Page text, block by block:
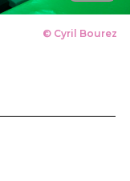
© Cyril Bourez